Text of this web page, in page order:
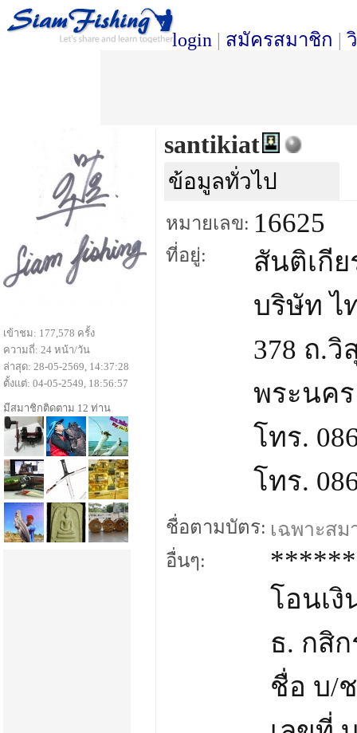
login | สมัครสมาชิก |
santikiat
ข้อมูลทั่วไป
หมายเลข: 16625
ที่อยู่:
สันติเกี
บริษัท ไ
378 ถ.
พระนคร
โทร.
โทร.
ชื่อตามบัตร: เฉพาะส
อื่นๆ:
โอนเงิ
ธ. กสิ
ชื่อ บ/
เข้าชม: 177,578 ครั้ง
ความถี่: 24 หน้า/วัน
ล่าสุด: 28-05-2569, 14:37:28
ตั้งแต่: 04-05-2549, 18:56:57
มีสมาชิกติดตาม 12 ท่าน